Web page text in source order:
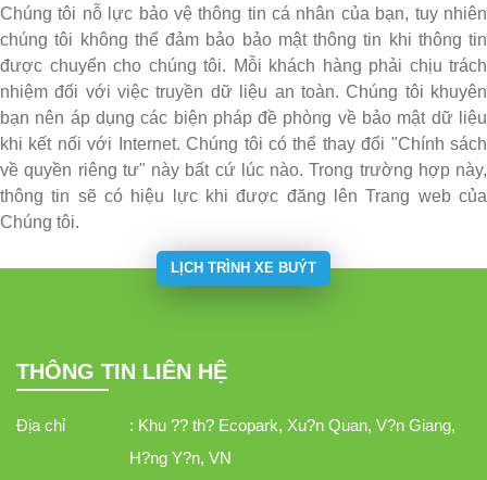
Chúng tôi nỗ lực bảo vệ thông tin cá nhân của bạn, tuy nhiên
chúng tôi không thể đảm bảo bảo mật thông tin khi thông tin
được chuyển cho chúng tôi. Mỗi khách hàng phải chịu trách
nhiệm đối với việc truyền dữ liệu an toàn. Chúng tôi khuyên
bạn nên áp dụng các biện pháp đề phòng về bảo mật dữ liệu
khi kết nối với Internet. Chúng tôi có thể thay đổi "Chính sách
về quyền riêng tư" này bất cứ lúc nào. Trong trường hợp này,
thông tin sẽ có hiệu lực khi được đăng lên Trang web của
Chúng tôi.
LỊCH TRÌNH XE BUÝT
THÔNG TIN LIÊN HỆ
Địa chỉ
: Khu ?? th? Ecopark, Xu?n Quan, V?n Giang,
H?ng Y?n, VN